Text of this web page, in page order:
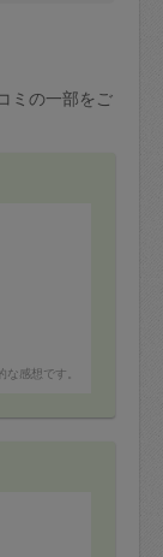
ミの一部をご
感想です。